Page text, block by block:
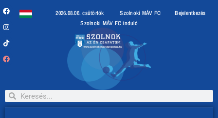
2026.08.06. csütörtök Szolnoki MÁV FC
Bejelentkezés
Szolnoki MÁV FC induló